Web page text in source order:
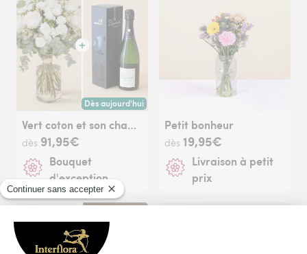
Dès aujourd'hui
Livraison dès aujourd'hui (pour toute commande passée
Vert coton et son champagne Devaux
dès 91,95€
Bouquet
d'exception
Petit bonheur
dès 19,95€
Livraison à petit
prix